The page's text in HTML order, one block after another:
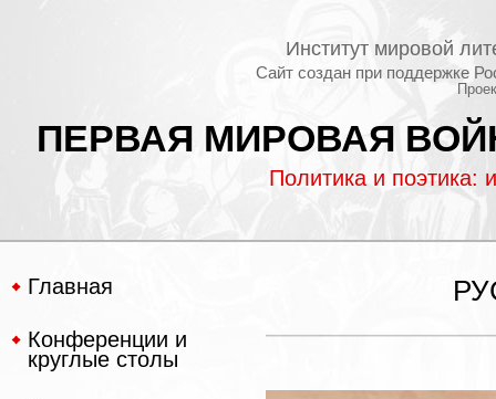
Институт мировой
Сайт создан при поддержке
ПЕРВАЯ МИРОВАЯ
Политика и поэтика:
Главная
Конференции и
круглые столы